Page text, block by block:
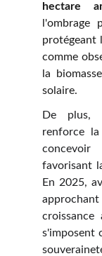
hectare
l'ombrage
protégeant
comme
la
solaire.
De plus,
renforce
favorisant
En 2025,
croissance
s'imposent